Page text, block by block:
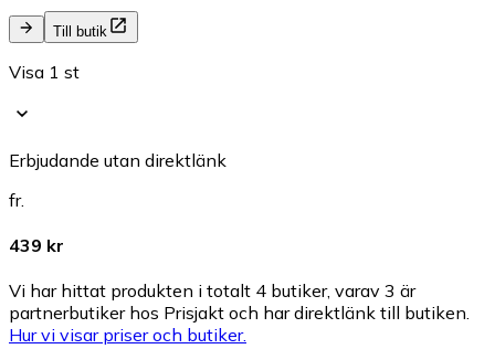
Till butik
Visa 1 st
Erbjudande utan direktlänk
fr.
439 kr
Vi har hittat produkten i totalt 4 butiker, varav 3 är
partnerbutiker hos Prisjakt och har direktlänk till butiken.
Hur vi visar priser och butiker.